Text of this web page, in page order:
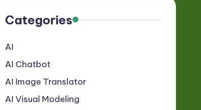
Categories
AI
AI Chatbot
AI Image Translator
AI Visual Modeling